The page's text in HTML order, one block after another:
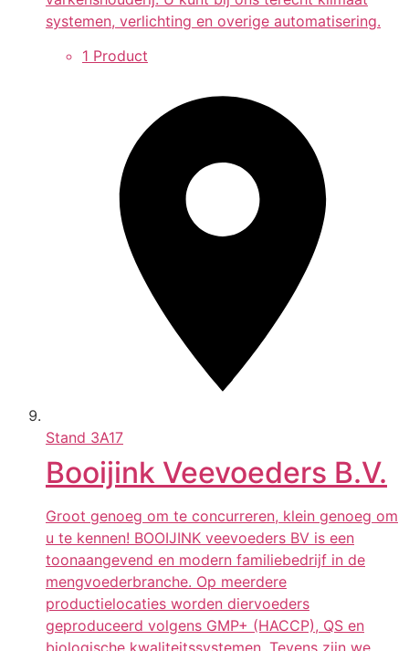
systemen, verlichting en overige automatisering.
1 Product
Stand 3A17
Booijink Veevoeders B.V.
Groot genoeg om te concurreren, klein genoeg om
u te kennen! BOOIJINK veevoeders BV is een
toonaangevend en modern familiebedrijf in de
mengvoederbranche. Op meerdere
productielocaties worden diervoeders
geproduceerd volgens GMP+ (HACCP), QS en